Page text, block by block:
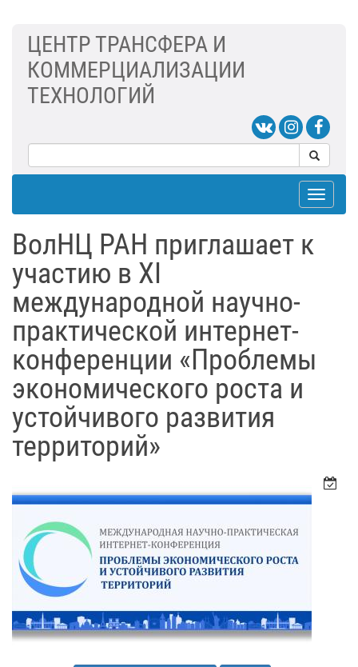
ЦЕНТР ТРАНСФЕРА И
КОММЕРЦИАЛИЗАЦИИ
ТЕХНОЛОГИЙ
Toggle
ВолНЦ РАН приглашает к
участию в XI
международной научно-
практической интернет-
конференции «Проблемы
экономического роста и
устойчивого развития
территорий»